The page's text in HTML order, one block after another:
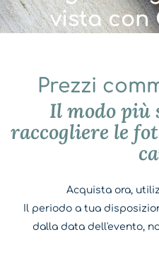
vista con
Prezzi
Il modo più
raccogliere le
Acquista ora,
Il periodo a tua
dalla data dell'evento,